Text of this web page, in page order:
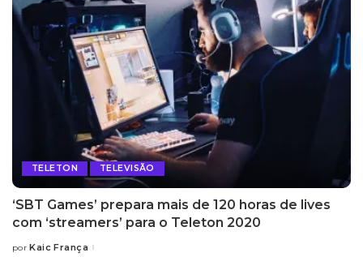
TELETON TELEVISÃO
‘SBT Games’ prepara mais de 120 horas de lives
com ‘streamers’ para o Teleton 2020
Posted
por Kaic França